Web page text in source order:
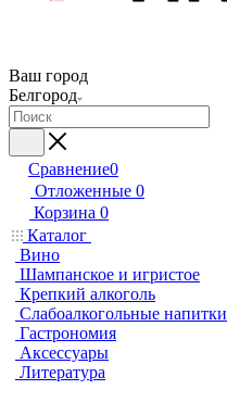
Ваш город
Белгород
Сравнение0
Отложенные 0
Корзина 0
Каталог
Вино
Шампанское и игристое
Крепкий алкоголь
Слабоалкогольные напитки
Гастрономия
Аксессуары
Литература